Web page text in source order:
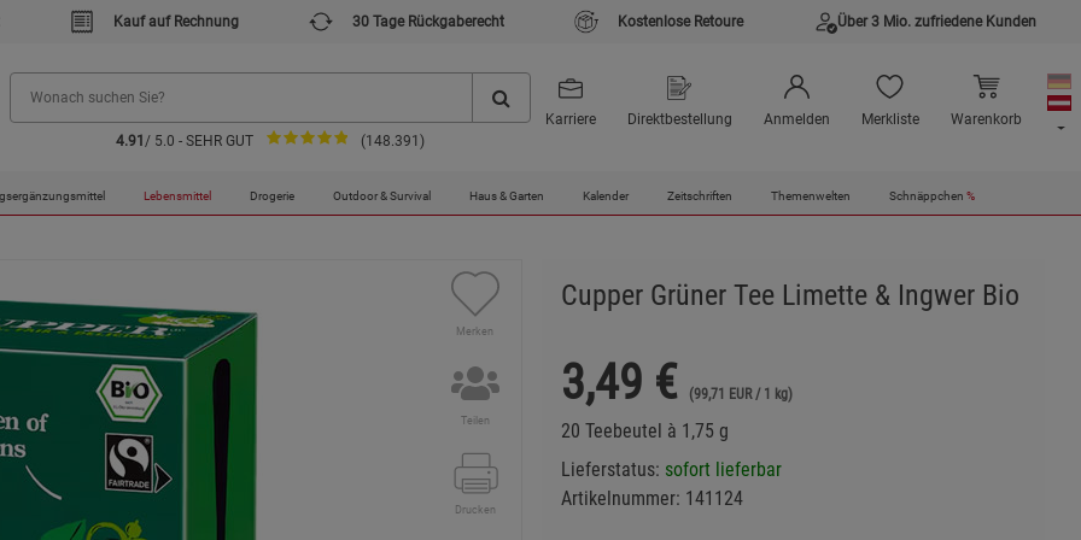
Kauf auf Rechnung 30 Tage Rückgaberecht Kostenlose Retoure Über 3 Mio. zufriedene Kunden
4.91 / 5.0 - SEHR GUT (148.391)
Karriere Direktbestellung Anmelden Merkliste Warenkorb
Lebensmittel Drogerie Outdoor & Survival Haus & Garten Kalender Zeitschriften Themenwelten Schnäppchen %
Merken
Teilen
Drucken
Cupper Grüner Tee Limette & Ingwer Bio
3,49 € (99,71 EUR / 1 kg)
20 Teebeutel à 1,75 g
Lieferstatus: sofort lieferbar
Artikelnummer: 141124